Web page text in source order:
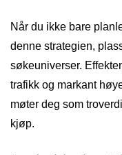
Når du ikke bare
denne strategien,
søkeuniverser.
trafikk og markant
møter deg som
kjøp.